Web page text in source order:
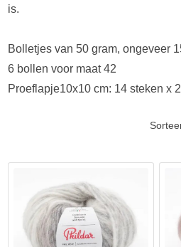
is.
Bolletjes van 50 gram, ongeveer
6 bollen voor maat 42
Proeflapje10x10 cm: 14 steken x